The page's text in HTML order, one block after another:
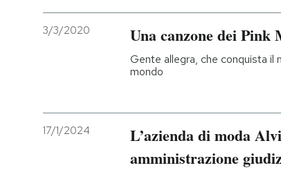
3/3/2020 Una canzone dei
Gente allegra, che conquista il
mondo
17/1/2024
L’azienda di moda
amministrazione